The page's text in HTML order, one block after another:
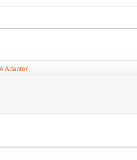
Adapter